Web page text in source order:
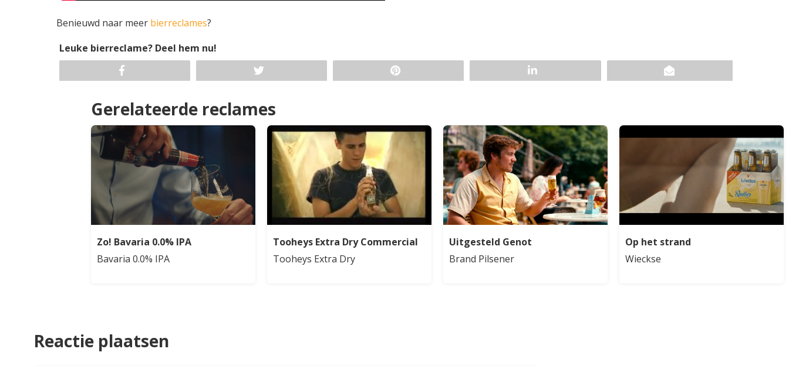
Benieuwd naar meer bierreclames?
Leuke bierreclame? Deel hem nu!
Gerelateerde reclames
Zo! Bavaria 0.0% IPA
Bavaria 0.0% IPA
Tooheys Extra Dry Commercial
Tooheys Extra Dry
Uitgesteld Genot
Brand Pilsener
Op het strand
Wieckse
Reactie plaatsen